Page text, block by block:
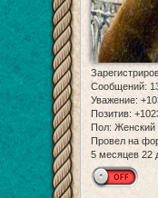
Сообщений:
Уважение:
Позитив:
Пол: Женский
Провел на
5 месяцев 22